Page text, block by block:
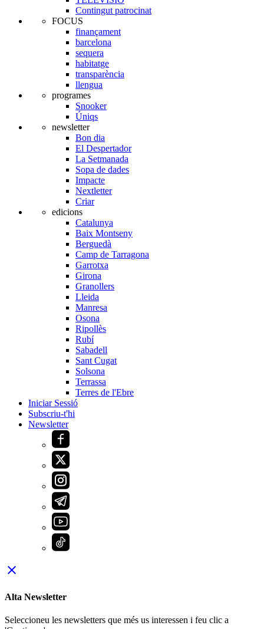
Contingut patrocinat
FOCUS
finançament
barcelona
sequera
habitatge
transparència
llengua
programes
Snooker
Úniqs
newsletter
Bon dia
El Despertador
La Setmanada
Sopa de dades
Impacte
Nextletter
Criar
edicions
Catalunya
Baix Montseny
Berguedà
Camp de Tarragona
Garrotxa
Girona
Granollers
Lleida
Manresa
Osona
Ripollès
Rubí
Sabadell
Sant Cugat
Solsona
Terrassa
Terres de l'Ebre
Iniciar Sessió
Subscriu-t'hi
Newsletter
close
Alta Newsletter
Seleccioneu les newsletters que més us interessen i feu clic a